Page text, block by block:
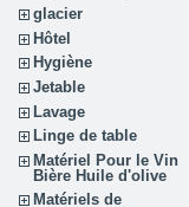
glacier
Hôtel
Hygiène
Jetable
Lavage
Linge de table
Matériel Pour le Vin
Bière Huile d'olive
Matériels de